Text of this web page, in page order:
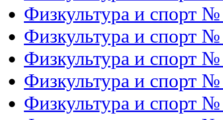
Физкультура и спорт
Физкультура и спорт
Физкультура и спорт
Физкультура и спорт
Физкультура и спорт